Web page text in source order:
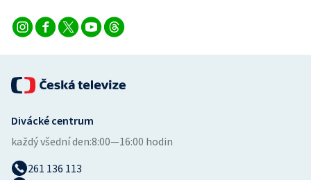
Divácké centrum
každý všední den:8:00—16:00 hodin
261 136 113